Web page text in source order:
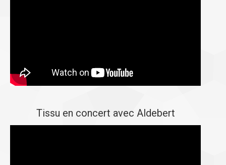
Tissu en concert avec Aldebert